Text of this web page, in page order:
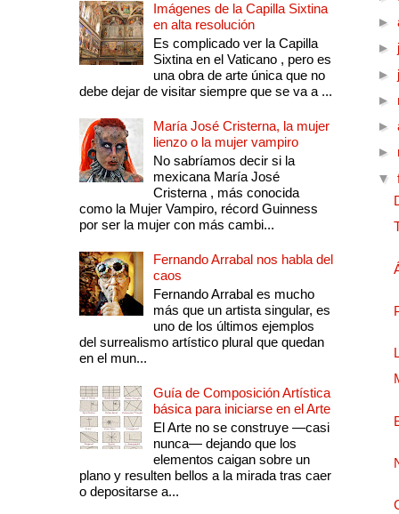
Imágenes de la Capilla Sixtina
en alta resolución
Es complicado ver la Capilla
Sixtina en el Vaticano , pero es
una obra de arte única que no
debe dejar de visitar siempre que se va a ...
María José Cristerna, la mujer
lienzo o la mujer vampiro
No sabríamos decir si la
mexicana María José
Cristerna , más conocida
como la Mujer Vampiro, récord Guinness
por ser la mujer con más cambi...
Fernando Arrabal nos habla del
caos
Fernando Arrabal es mucho
más que un artista singular, es
uno de los últimos ejemplos
del surrealismo artístico plural que quedan
en el mun...
Guía de Composición Artística
básica para iniciarse en el Arte
El Arte no se construye —casi
nunca— dejando que los
elementos caigan sobre un
plano y resulten bellos a la mirada tras caer
o depositarse a...
►
►
►
►
►
►
▼